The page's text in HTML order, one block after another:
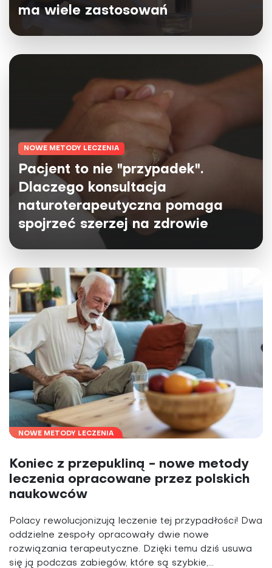
ma wiele zastosowań
NOWE METODY LECZENIA
Pacjent to nie "przypadek".
Dlaczego konsultacja
naturoterapeutyczna pomaga
spojrzeć szerzej na zdrowie
NOWE METODY LECZENIA
Koniec z przepukliną - nowe metody
leczenia opracowane przez polskich
naukowców
Polacy rewolucjonizują leczenie tej przypadłości! Dwa
oddzielne zespoły opracowały dwie nowe
rozwiązania terapeutyczne. Dzięki temu dziś usuwa
się ją podczas zabiegów, które są szybkie,...